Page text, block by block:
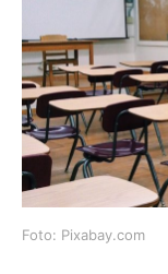
Foto: Pixabay.com